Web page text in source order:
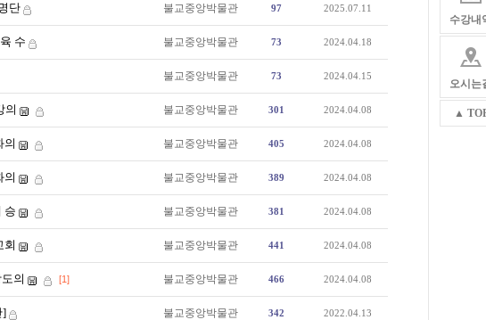
단 불교중앙박물관 97 2025.07.11
수 불교중앙박물관 73 2024.04.18
불교중앙박물관 73 2024.04.15
의 불교중앙박물관 301 2024.04.08
의 불교중앙박물관 405 2024.04.08
의 불교중앙박물관 389 2024.04.08
승 불교중앙박물관 381 2024.04.08
회 불교중앙박물관 441 2024.04.08
의 [1] 불교중앙박물관 466 2024.04.08
] 불교중앙박물관 342 2022.04.13
수강내
오시는
▲